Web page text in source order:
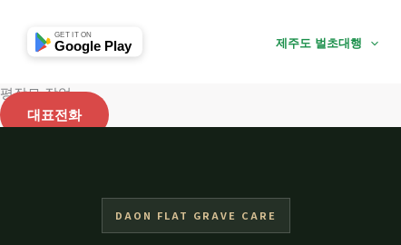
로
건
제주도 벌초대행
GET IT ON
Google Play
평장묘 작업
대표전화
DAON FLAT GRAVE CARE